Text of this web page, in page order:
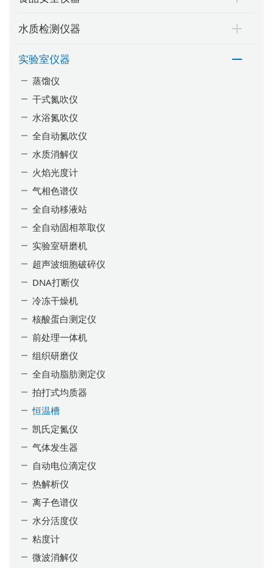
水质检测仪器
实验室仪器
蒸馏仪
干式氮吹仪
水浴氮吹仪
全自动氮吹仪
水质消解仪
火焰光度计
气相色谱仪
全自动移液站
全自动固相萃取仪
实验室研磨机
超声波细胞破碎仪
DNA打断仪
冷冻干燥机
核酸蛋白测定仪
前处理一体机
组织研磨仪
全自动脂肪测定仪
拍打式均质器
恒温槽
凯氏定氮仪
气体发生器
自动电位滴定仪
热解析仪
离子色谱仪
水分活度仪
粘度计
微波消解仪